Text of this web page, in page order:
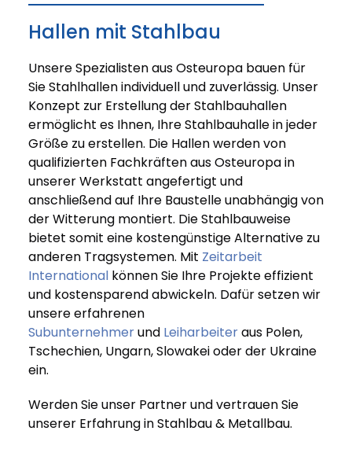
Hallen mit Stahlbau
Unsere Spezialisten aus Osteuropa bauen für
Sie Stahlhallen individuell und zuverlässig. Unser
Konzept zur Erstellung der Stahlbauhallen
ermöglicht es Ihnen, Ihre Stahlbauhalle in jeder
Größe zu erstellen. Die Hallen werden von
qualifizierten Fachkräften aus Osteuropa in
unserer Werkstatt angefertigt und
anschließend auf Ihre Baustelle unabhängig von
der Witterung montiert. Die Stahlbauweise
bietet somit eine kostengünstige Alternative zu
anderen Tragsystemen. Mit Zeitarbeit
International können Sie Ihre Projekte effizient
und kostensparend abwickeln. Dafür setzen wir
unsere erfahrenen
Subunternehmerund Leiharbeiteraus Polen,
Tschechien, Ungarn, Slowakei oder der Ukraine
ein.
Werden Sie unser Partner und vertrauen Sie
unserer Erfahrung in Stahlbau & Metallbau.